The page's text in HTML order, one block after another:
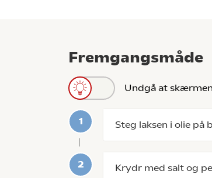
Fremgangsmåde
Undgå at
Steg laksen i olie på
Krydr med salt og